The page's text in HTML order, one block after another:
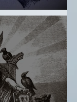
- Eldbjörg